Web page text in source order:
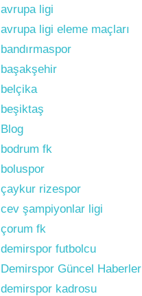
avrupa ligi
avrupa ligi eleme maçları
bandırmaspor
başakşehir
belçika
beşiktaş
Blog
bodrum fk
boluspor
çaykur rizespor
cev şampiyonlar ligi
çorum fk
demirspor futbolcu
Demirspor Güncel Haberler
demirspor kadrosu